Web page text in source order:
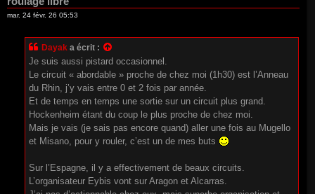
mar. 24 févr. 26 05:53
Dayak a écrit :
Je suis aussi pistard occasionnel.
Le circuit « abordable » proche de chez moi (1h30) est l’Anneau
du Rhin, j’y vais entre 0 et 2 fois par année.
Et de temps en temps une sortie sur un circuit plus grand.
Hockenheim étant du coup le plus proche de chez moi.
Mais je vais (je sais pas encore quand) aller une fois au Mugello
et Misano, pour y rouler, c’est un de mes buts
Sur l’Espagne, il y a effectivement de beaux circuits.
L’organisateur Eybis vont sur Aragon et Alcarras.